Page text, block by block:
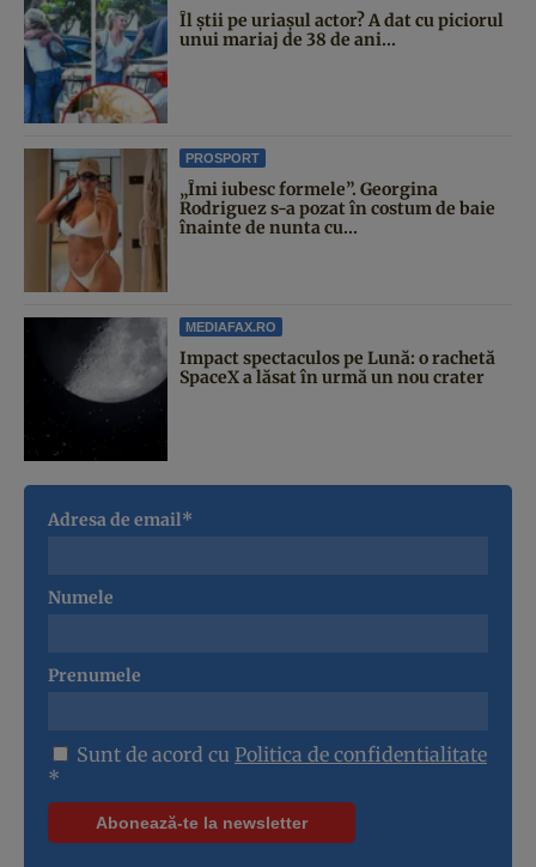
Îl știi pe uriașul actor? A dat cu piciorul
unui mariaj de 38 de ani...
PROSPORT
„Îmi iubesc formele”. Georgina
Rodriguez s-a pozat în costum de baie
înainte de nunta cu...
MEDIAFAX.RO
Impact spectaculos pe Lună: o rachetă
SpaceX a lăsat în urmă un nou crater
Adresa de email*
Numele
Prenumele
Sunt de acord cu Politica de confidentialitate
*